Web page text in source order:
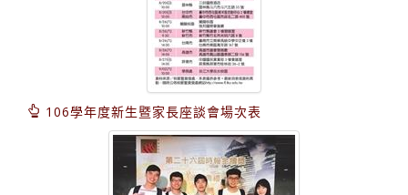
106學年度新生暨家長座談會場次表